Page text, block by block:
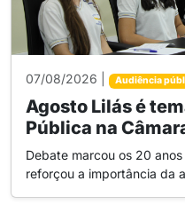
07/08/2026 | Audiência
Agosto Lilás é
Pública na
Debate marcou os 20
reforçou a importância da